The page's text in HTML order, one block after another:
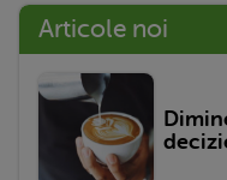
Articole noi